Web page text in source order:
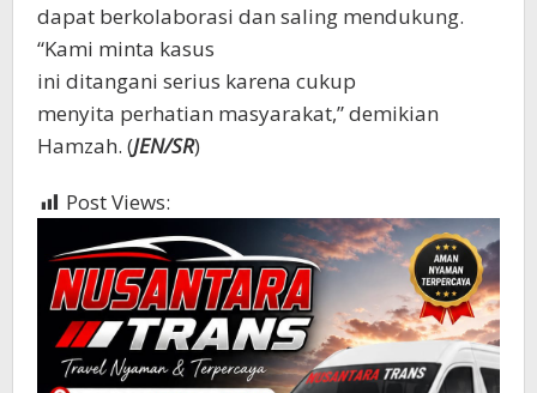
dapat berkolaborasi dan saling mendukung.
“Kami minta kasus
ini ditangani serius karena cukup
menyita perhatian masyarakat,” demikian
Hamzah. (JEN/SR)
Post Views: